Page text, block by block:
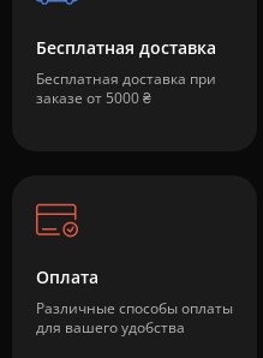
Бесплатная доставка
Бесплатная доставка при
заказе от 5000 ₴
Оплата
Различные способы оплаты
для вашего удобства